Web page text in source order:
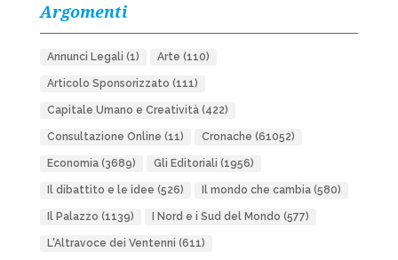
Argomenti
Annunci Legali (1) Arte (110)
Articolo Sponsorizzato (111)
Capitale Umano e Creatività(422)
Consultazione Online (11) Cronache (61052)
Economia(3689) Gli Editoriali (1956)
Il dibattito e le idee (526) Il mondo che cambia(580)
Il Palazzo (1139) I Nord e i Sud del Mondo (577)
L'Altravoce dei Ventenni (611)